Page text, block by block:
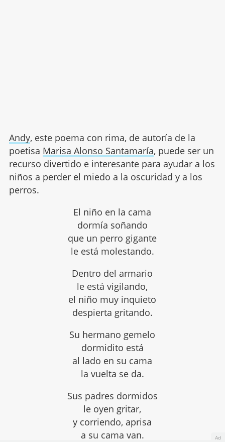
Andy, este poema con rima, de autoría de la
poetisa Marisa Alonso Santamaría, puede ser un
recurso divertido e interesante para ayudar a los
niños a perder el miedo a la oscuridad y a los
perros.
El niño en la cama
dormía soñando
que un perro gigante
le está molestando.
Dentro del armario
le está vigilando,
el niño muy inquieto
despierta gritando.
Su hermano gemelo
dormidito está
al lado en su cama
la vuelta se da.
Sus padres dormidos
le oyen gritar,
y corriendo, aprisa
a su cama van.
Ad